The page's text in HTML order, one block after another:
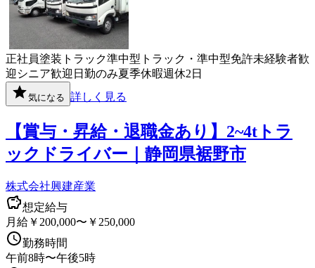
正社員塗装 トラック準中型トラック・準中型免許未経験者歓
迎 シニア歓迎 日勤のみ夏季休暇週休2日
気になる 詳しく見る
【賞与・昇給・退職金あり】2~4tトラ
ックドライバー｜静岡県裾野市
株式会社興建産業
想定給与
月給￥200,000〜￥250,000
勤務時間
午前8時〜午後5時